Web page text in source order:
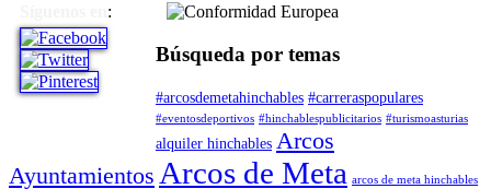
:
Búsqueda por temas
#arcosdemetahinchables #carreraspopulares
#eventosdeportivos #hinchablespublicitarios #turismoasturias
alquiler hinchables Arcos
Ayuntamientos Arcos de Meta arcos de meta hinchables